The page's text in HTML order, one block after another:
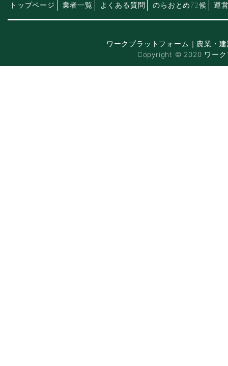
トップページ 業者一覧 よくある質問 のらおとめ72候 運
ワークプラットフォーム｜農業・
Copyright © 2020 ワーク